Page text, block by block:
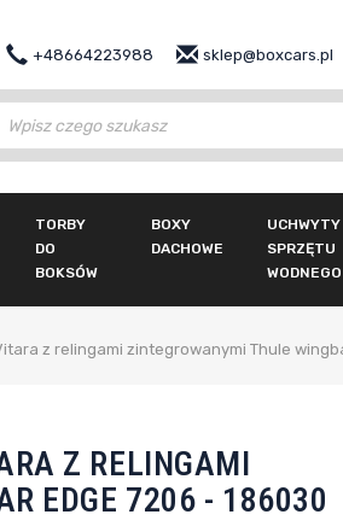
+48664223988 sklep@boxcars.pl
TORBY
DO
BOKSÓW
BOXY
DACHOWE
UCHWYTY
SPRZĘTU
WODNEGO
z relingami zintegrowanymi Thule
Z RELINGAMI
EDGE 7206 - 186030